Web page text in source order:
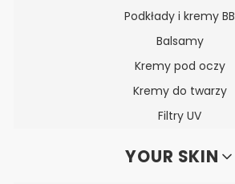
Podkłady i kremy BB
Balsamy
Kremy pod oczy
Kremy do twarzy
Filtry UV
YOUR SKIN